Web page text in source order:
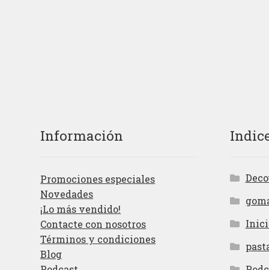
Información
Promociones especiales
Novedades
¡Lo más vendido!
Contacte con nosotros
Términos y condiciones
Blog